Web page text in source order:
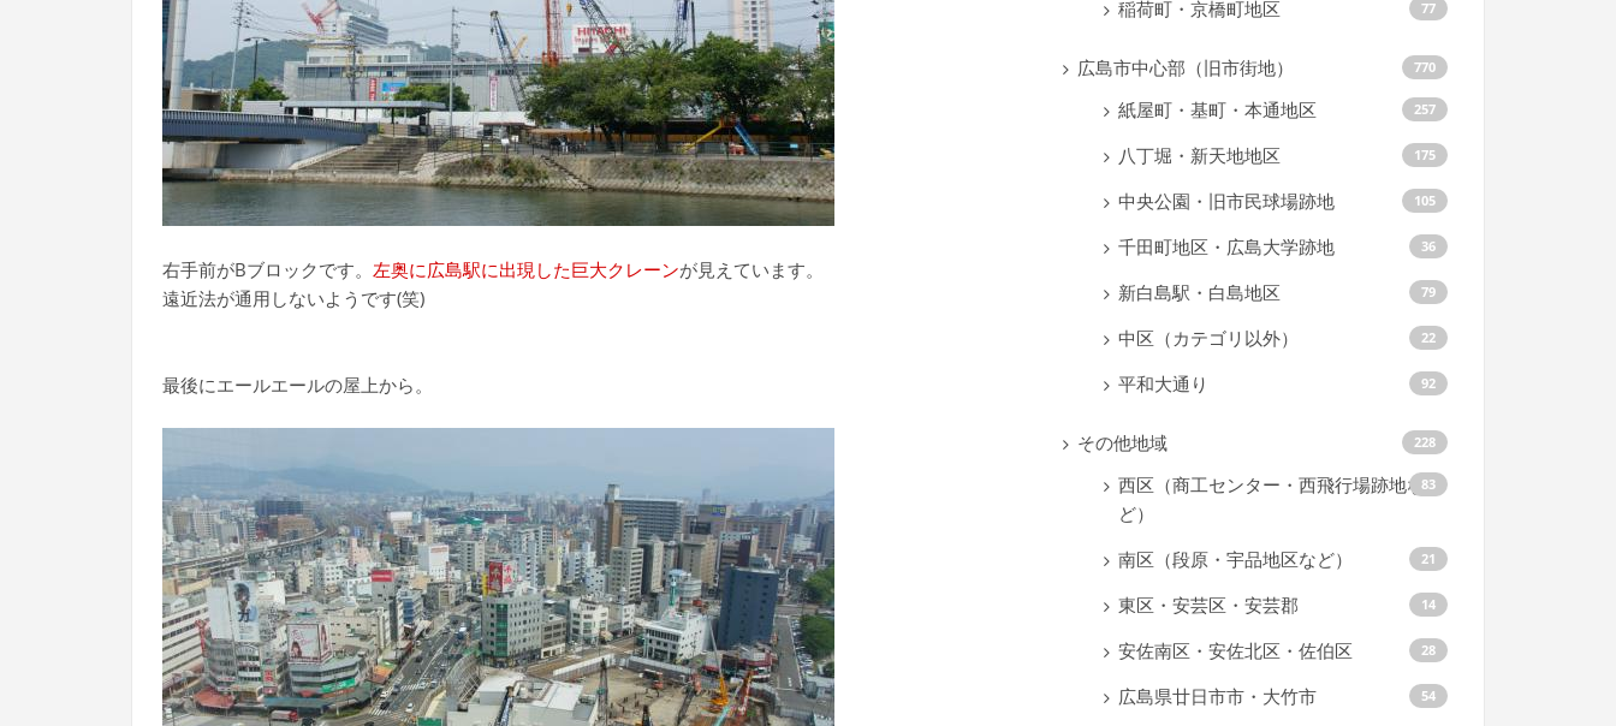
右手前がBブロックです。 左奥に広島駅に出現した巨大クレーンが見えています。
遠近法が通用しないようです(笑)
最後にエールエールの屋上から。
稲荷町・京橋町地区 77
広島市中心部（旧市街地） 770
紙屋町・基町・本通地区 257
八丁堀・新天地地区 175
中央公園・旧市民球場跡地 105
千田町地区・広島大学跡地 36
新白島駅・白島地区 79
中区（カテゴリ以外） 22
平和大通り 92
その他地域 228
西区（商工センター・西飛行場跡地な
ど）
83
南区（段原・宇品地区など） 21
東区・安芸区・安芸郡 14
安佐南区・安佐北区・佐伯区 28
広島県廿日市市・大竹市 54